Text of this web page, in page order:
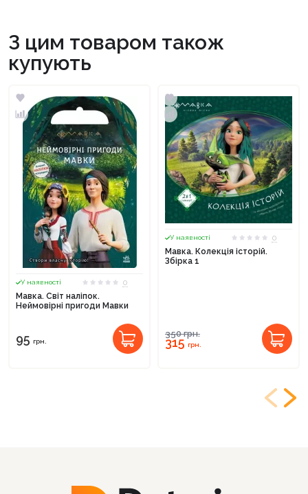
З цим товаром також
купують
У наявності
0
Мавка. Світ наліпок.
Неймовірні пригоди Мавки
95 грн.
У наявності
0
Мавка. Колекція історій.
Збірка 1
350грн.
315грн.